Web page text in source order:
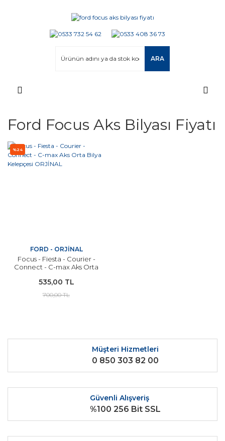
ARA
Ford Focus Aks Bilyası Fiyatı
%24
FORD - ORJİNAL
Focus - Fiesta - Courier -
Connect - C-max Aks Orta
535,00 TL
700,00 TL
Müşteri Hizmetleri
0 850 303 82 00
Güvenli Alışveriş
%100 256 Bit SSL